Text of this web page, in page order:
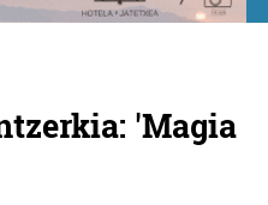
'Magia